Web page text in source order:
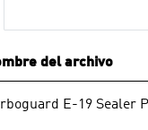
del archivo
E-19 Sealer